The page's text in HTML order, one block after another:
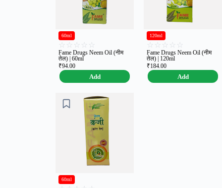
60ml
☆ ☆ ☆ ☆ ☆
Fame Drugs Neem Oil (नीम
तेल) | 60ml
₹94.00
Add
120ml
☆ ☆ ☆ ☆ ☆
Fame Drugs Neem Oil (नीम
तेल) | 120ml
₹184.00
Add
60ml